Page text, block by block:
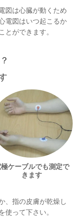
図は心臓が動くため
電図はいつ起こるか
とができます。
極ケーブルでも測定で
きます
、指の皮膚が乾燥し
使って下さい。